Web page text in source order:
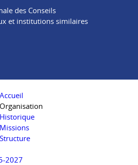
des Conseils
et institutions similaires
Accueil
Organisation
Historique
Missions
Structure
2027